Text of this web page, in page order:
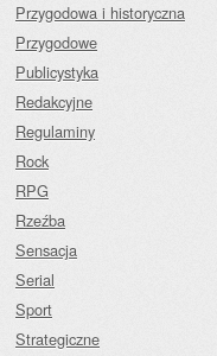
Przygodowa i historyczna
Przygodowe
Publicystyka
Redakcyjne
Regulaminy
Rock
RPG
Rzeźba
Sensacja
Serial
Sport
Strategiczne